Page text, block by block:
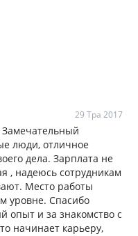
29 Тра 2017
люди, отличное
дела. Зарплата не
, надеюсь сотрудникам
Место работы
уровне. Спасибо
опыт и за знакомство с
начинает карьеру,